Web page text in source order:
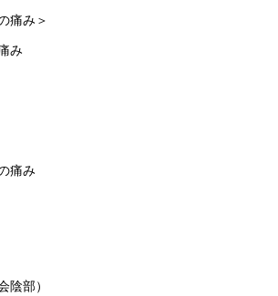
痛み＞
み
痛み
陰部）